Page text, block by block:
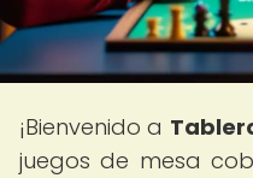
¡Bienvenido a
juegos de mesa